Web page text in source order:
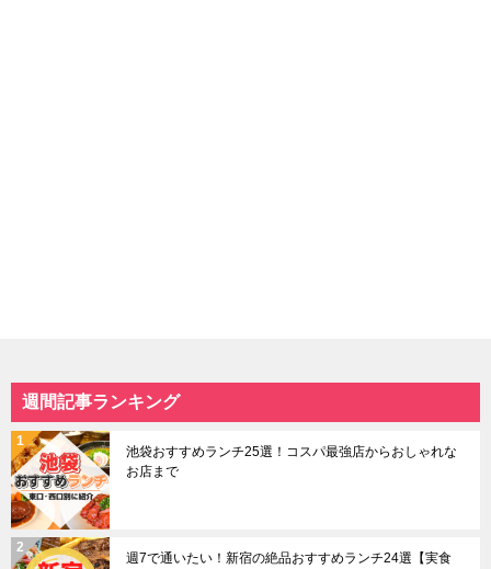
週間記事ランキング
池袋おすすめランチ25選！コスパ最強店からおしゃれな
お店まで
週7で通いたい！新宿の絶品おすすめランチ24選【実食